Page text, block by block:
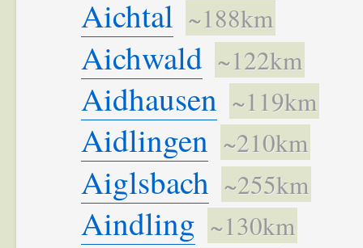
Aichtal ~188km
Aichwald ~122km
Aidhausen ~119km
Aidlingen ~210km
Aiglsbach ~255km
Aindling ~130km